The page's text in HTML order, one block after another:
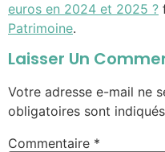
euros en 2024 et 2025 ?
Patrimoine.
Laisser Un
Votre adresse e-mail ne
obligatoires sont
Commentaire *